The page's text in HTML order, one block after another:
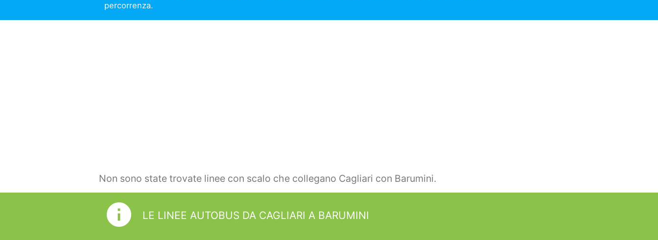
percorrenza.
Non sono state trovate linee con scalo che collegano Cagliari con Barumini.
info LE LINEE AUTOBUS DA CAGLIARI A BARUMINI